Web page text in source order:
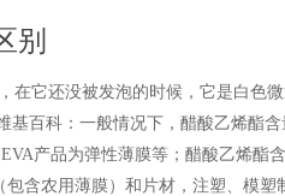
别
它还没被发泡的时候，它是白色微
百科：一般情况下，醋酸乙烯酯含
产品为弹性薄膜等；醋酸乙烯酯
含农用薄膜）和片材，注塑、模塑